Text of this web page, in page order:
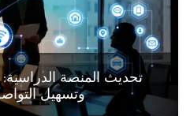
تحديث المنصة
وتسهيل